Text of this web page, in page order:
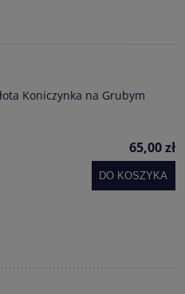
Koniczynka na Grubym
65,00 zł
DO KOSZYKA